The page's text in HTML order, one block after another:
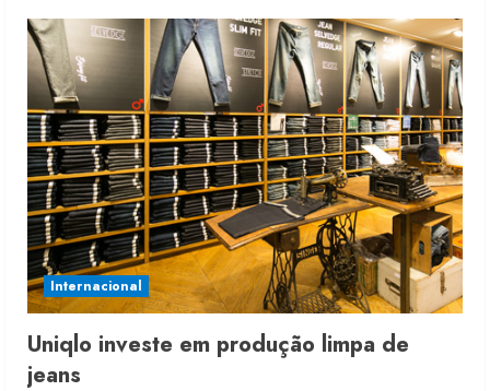
Internacional
Uniqlo investe em produção limpa de
jeans
Moda vende US$63,7 bilhões em